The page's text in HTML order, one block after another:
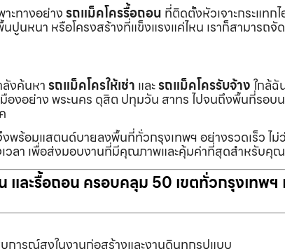
ะทางอย่างรถแม็คโครรื้อถอน ที่ติดตั้งหัวเจาะกระแทก
ปูนหนา หรือโครงสร้างที่แข็งแรงแค่ไหน เราก็สามารถจั
งค้นหารถแม็คโครให้เช่า และรถแม็คโครรับจ้างใกล้ฉั
งอย่าง พระนคร ดุสิต ปทุมวัน สาทร ไปจนถึงพื้นที่รอบ
งพร้อมแสตนด์บายลงพื้นที่ทั่วกรุงเทพฯ อย่างรวดเร็ว ไม่
เวลา เพื่อส่งมอบงานที่มีคุณภาพและคุ้มค่าที่สุดสำหรับคุณ
ละรื้อถอน ครอบคลุม 50 เขตทั่วกรุงเทพฯ
ารณ์สูงในงานก่อสร้างและงานดินทุกรูปแบบ